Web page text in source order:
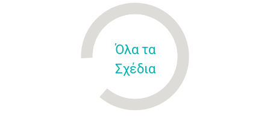
Όλα τα
Σχέδια